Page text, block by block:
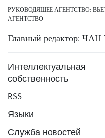
РУКОВОДЯЩЕЕ АГЕНТСТВО:
АГЕНТСТВО
Главный редактор:
Интеллектуальная
собственность
RSS
Языки
Служба новостей